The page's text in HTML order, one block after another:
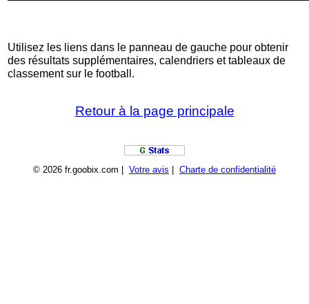
Utilisez les liens dans le panneau de gauche pour obtenir
des résultats supplémentaires, calendriers et tableaux de
classement sur le football.
Retour à la page principale
© 2026 fr.goobix.com | Votre avis Charte de confidentialité